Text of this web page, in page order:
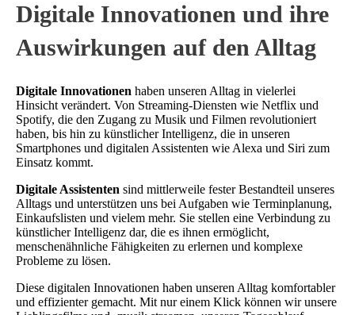
Digitale Innovationen und ihre
Auswirkungen auf den Alltag
Digitale Innovationen haben unseren Alltag in vielerlei
Hinsicht verändert. Von Streaming-Diensten wie Netflix und
Spotify, die den Zugang zu Musik und Filmen revolutioniert
haben, bis hin zu künstlicher Intelligenz, die in unseren
Smartphones und digitalen Assistenten wie Alexa und Siri zum
Einsatz kommt.
Digitale Assistenten sind mittlerweile fester Bestandteil unseres
Alltags und unterstützen uns bei Aufgaben wie Terminplanung,
Einkaufslisten und vielem mehr. Sie stellen eine Verbindung zu
künstlicher Intelligenz dar, die es ihnen ermöglicht,
menschenähnliche Fähigkeiten zu erlernen und komplexe
Probleme zu lösen.
Diese digitalen Innovationen haben unseren Alltag komfortabler
und effizienter gemacht. Mit nur einem Klick können wir unsere